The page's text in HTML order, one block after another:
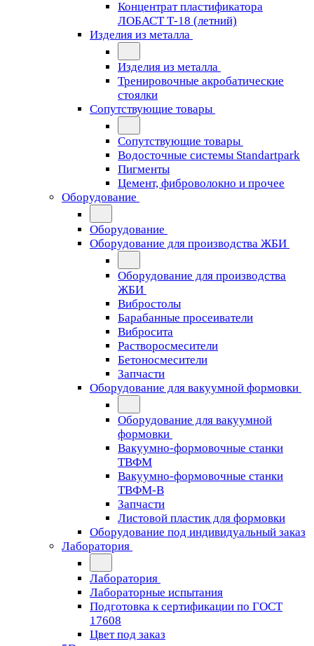
Концентрат пластификатора
ЛОБАСТ Т-18 (летний)
Изделия из металла
Изделия из металла
Тренировочные акробатические
стоялки
Сопутствующие товары
Сопутствующие товары
Водосточные системы Standartpark
Пигменты
Цемент, фиброволокно и прочее
Оборудование
Оборудование
Оборудование для производства ЖБИ
Оборудование для производства
ЖБИ
Вибростолы
Барабанные просеиватели
Вибросита
Растворосмесители
Бетоносмесители
Запчасти
Оборудование для вакуумной формовки
Оборудование для вакуумной
формовки
Вакуумно-формовочные станки
ТВФМ
Вакуумно-формовочные станки
ТВФМ-В
Запчасти
Листовой пластик для формовки
Оборудование под индивидуальный заказ
Лаборатория
Лаборатория
Лабораторные испытания
Подготовка к сертификации по ГОСТ
17608
Цвет под заказ